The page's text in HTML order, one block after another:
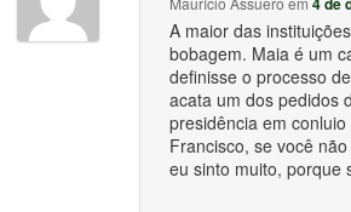
A maior das
bobagem. Maia é um
definisse o processo
acata um dos pedidos
presidência em
Francisco, se você
eu sinto muito, porque